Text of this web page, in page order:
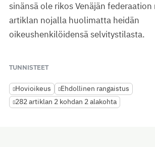
sinänsä ole rikos Venäjän
artiklan nojalla huolimatta heidän
oikeushenkilöidensä selvitystilasta.
TUNNISTEET
Hovioikeus
Ehdollinen rangaistus
282 artiklan 2 kohdan 2 alakohta